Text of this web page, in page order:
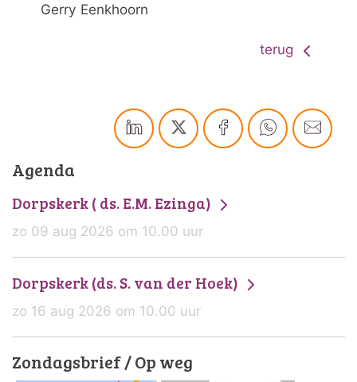
Gerry Eenkhoorn
terug
Agenda
Dorpskerk ( ds. E.M. Ezinga)
zo 09 aug 2026 om 10.00 uur
Dorpskerk (ds. S. van der Hoek)
zo 16 aug 2026 om 10.00 uur
Zondagsbrief / Op weg